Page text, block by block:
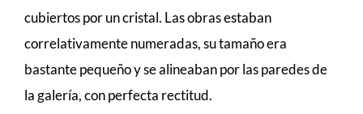
cubiertos por un cristal. Las obras estaban
correlativamente numeradas, su tamaño era
bastante pequeño y se alineaban por las paredes de
la galería, con perfecta rectitud.